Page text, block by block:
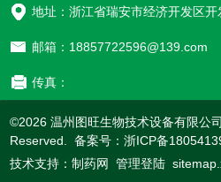
地址：浙江省瑞安市经济开发区
邮箱：18857722596@139.com
传真：
©2026 温州图旺生物技术设备有限公
Reserved. 备案号：浙ICP备
技术支持：制药网 管理登陆